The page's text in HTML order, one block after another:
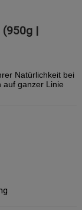
|
Natürlichkeit bei
auf ganzer Linie